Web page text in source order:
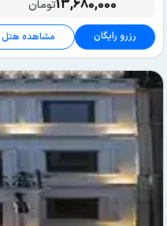
13,680,000تومان
رزرو رایگان مشاهده هتل